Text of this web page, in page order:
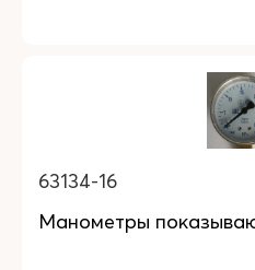
63134-16
Манометры